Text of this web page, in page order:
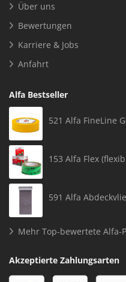
Über uns
Bewertungen
Karriere & Jobs
Anfahrt
Alfa Bestseller
521 Alfa FineLine
153 Alfa Flex
591 Alfa
Mehr Top-bewertete Alfa-
Akzeptierte Zahlungsarten